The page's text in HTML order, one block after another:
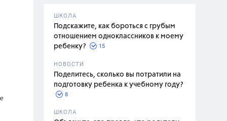
ШКОЛА
Подскажите, как бороться с грубым
отношением одноклассников к моему
ребенку?
15
НОВОСТИ
Поделитесь, сколько вы потратили на
подготовку ребенка к учебному году?
8
ШКОЛА